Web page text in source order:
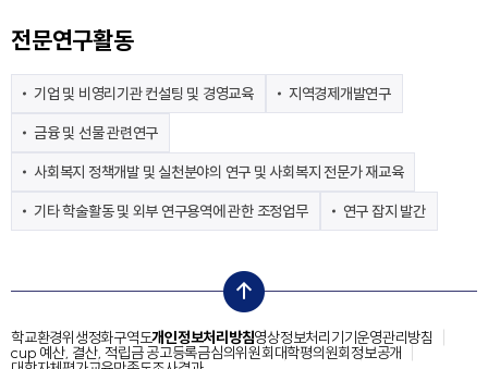
전문연구활동
기업 및 비영리기관 컨설팅 및 경영교육
지역경제개발연구
금융 및 선물 관련연구
사회복지 정책개발 및 실천분야의 연구 및 사회복지 전문가 재교육
기타 학술활동 및 외부 연구용역에 관한 조정업무
연구 잡지 발간
top
학교환경위생정화구역도개인정보처리방침영상정보처리기기운영관리방침
cup 예산, 결산, 적립금 공고등록금심의위원회대학평의원회정보공개